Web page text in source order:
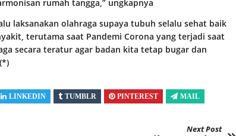
rumah tangga,” ungkapnya
laksanakan olahraga supaya tubuh selalu sehat baik
terutama saat Pandemi Corona yang terjadi saat
secara teratur agar badan kita tetap bugar dan
LINKEDIN TUMBLR PINTEREST MAIL
Next Post